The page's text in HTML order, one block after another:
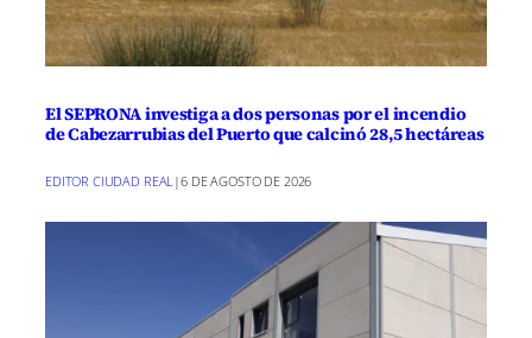
El SEPRONA investiga a dos personas por el incendio
de Cabezarrubias del Puerto que calcinó 28,5 hectáreas
EDITOR CIUDAD REAL |6 DE AGOSTO DE 2026